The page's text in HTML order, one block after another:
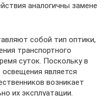
аналогичны замене
собой тип оптики,
транспортного
суток. Поскольку в
является
возникает
их эксплуатации.